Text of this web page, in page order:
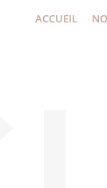
ACCUEIL